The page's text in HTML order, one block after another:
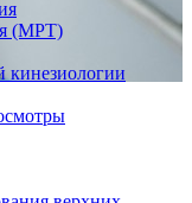
(МРТ)
кинезиологии